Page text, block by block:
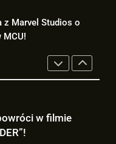
rozmawia z Marvel
jako X-23 w
RIDER” i
3” – TE filmy
z Marvel Studios o
MCU! w filmie
rozmawia z Marvel
jako X-23 w